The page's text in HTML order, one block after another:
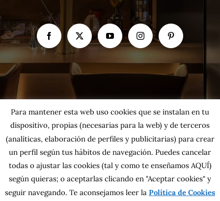
Copyright 2026 MahatsHerri La Calidad del Norte S.L. | Todos los
derechos reservados.
Para mantener esta web uso cookies que se instalan en tu
dispositivo, propias (necesarias para la web) y de terceros
(analíticas, elaboración de perfiles y publicitarias) para crear
un perfil según tus hábitos de navegación. Puedes cancelar
todas o ajustar las cookies(tal y como te enseñamos AQUÍ)
según quieras; o aceptarlas clicando en "Aceptar cookies" y
seguir navegando. Te aconsejamos leer la Política de Cookies